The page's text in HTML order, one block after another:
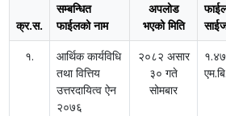
क्र.स.
सम्बन्धित
फाईलको नाम
अपलोड
भएको मिति
१.
आर्थिक कार्यविधि
तथा वित्तिय
उत्तरदायित्व ऐन
२०७६
२०८२ असार
३० गते
सोमबार
१.४७
एम.बि.